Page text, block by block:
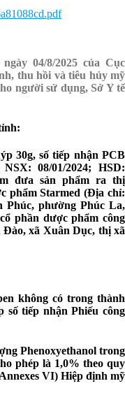
04/8/2025 của Cục
thu hồi và tiêu hủy mỹ
người sử dụng, Sở Y tế
30g, số tiếp nhận PCB
08/01/2024; HSD:
đưa sản phẩm ra thị
phẩm Starmed (Địa chỉ:
Phúc, phường Phúc La,
phần dược phẩm công
xã Xuân Dục, thị xã
không có trong thành
số tiếp nhận Phiếu công
Phenoxyethanol trong
phép là 1,0% theo quy
VI) Hiệp định mỹ